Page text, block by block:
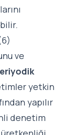
ve
yetkin
yapılır
denetim